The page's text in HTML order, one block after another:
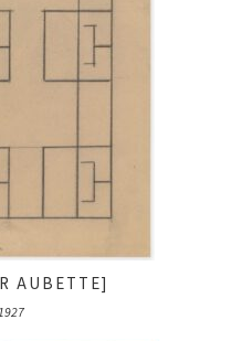
AUBETTE]